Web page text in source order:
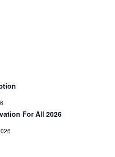
For All 2026